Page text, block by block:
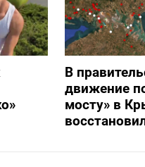
В
движение
мосту» в